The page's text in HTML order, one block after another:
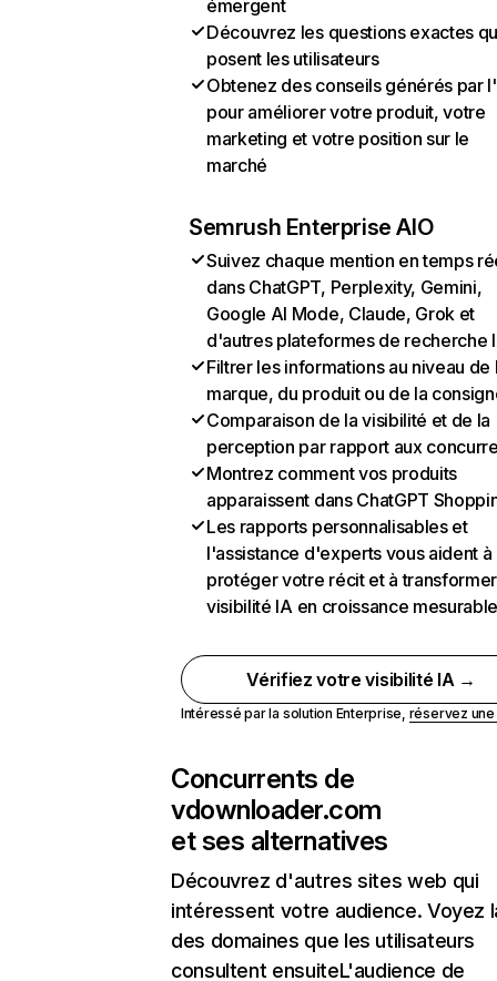
émergent
Découvrez les questions exactes
posent les utilisateurs
Obtenez des conseils générés par
pour améliorer votre produit, votre
marketing et votre position sur le
marché
Semrush Enterprise AIO
Suivez chaque mention en temps
dans ChatGPT, Perplexity, Gemini,
Google AI Mode, Claude, Grok et
d'autres plateformes de recherche
Filtrer les informations au niveau de
marque, du produit ou de la
Comparaison de la visibilité et de la
perception par rapport aux
Montrez comment vos produits
apparaissent dans ChatGPT
Les rapports personnalisables et
l'assistance d'experts vous aident à
protéger votre récit et à
visibilité IA en croissance
Vérifiez votre visibilité IA →
Intéressé par la solution Enterprise, réservez
Concurrents de
vdownloader.com
et ses alternatives
Découvrez d'autres sites web qui
intéressent votre audience. Voyez
des domaines que les utilisateurs
consultent ensuiteL'audience de